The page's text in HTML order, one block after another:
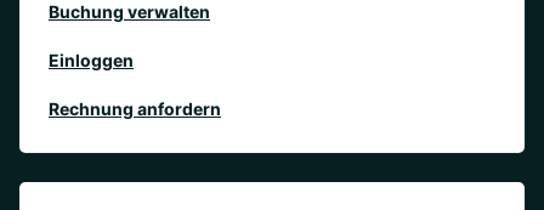
Buchung verwalten
Einloggen
Rechnung anfordern